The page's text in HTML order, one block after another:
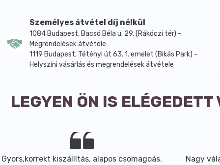
Személyes átvétel díj nélkül
1084 Budapest, Bacsó Béla u. 29. (Rákóczi tér) -
Megrendelések átvétele
1119 Budapest, Tétényi út 63. 1. emelet (Bikás Park) -
Helyszíni vásárlás és megrendelések átvétele
LEGYEN ÖN IS
Gyors,korrekt kiszállítás, alapos csomagoás. Nagy